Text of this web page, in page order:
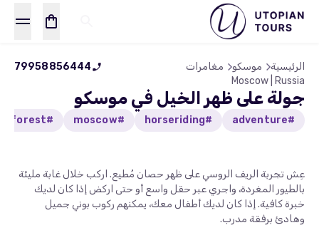
الرئيسية موسكو مغامرات
79958856444
Moscow | Russia
جولة على ظهر الخيل في موسكو
#adventure
#horseriding
#moscow
#forest
عِش تجربة الريف الروسي على ظهر حصان مُطيع. اركب خلال غابة مليئة
بالطيور المغردة، واجري عبر حقل واسع أو حتى اركض إذا كان لديك
خبرة كافية. إذا كان لديك أطفال معك، يمكنهم ركوب بوني جميل
وهادئ برفقة مدرب.